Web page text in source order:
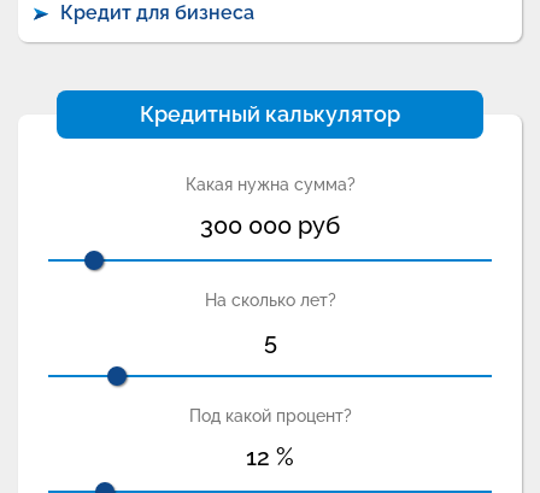
Кредит для бизнеса
Кредитный калькулятор
Какая нужна сумма?
300 000 руб
На сколько лет?
5
Под какой процент?
12 %